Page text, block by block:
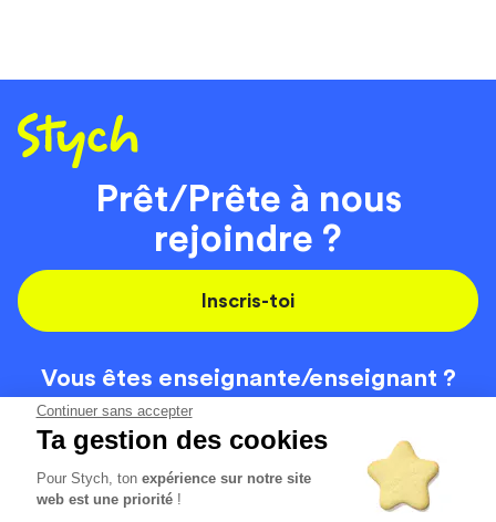
Continuer sans accepter
Ta gestion des cookies
Pour Stych, tonexpérience sur notre site
web est une priorité !
Prêt/Prête à nous
rejoindre ?
Inscris-toi
Vous êtes enseignante/enseignant ?
On recrute
Code de la route
Contact